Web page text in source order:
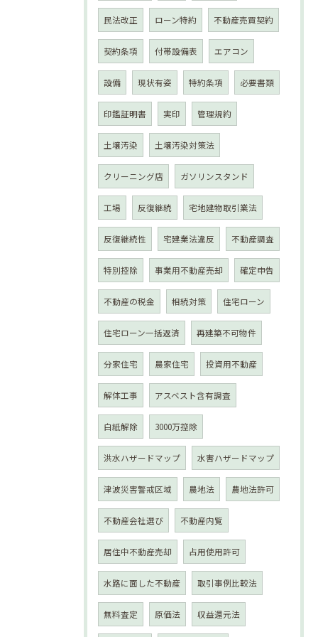
民法改正 ローン特約 不動産売買契約
契約条項 付帯設備表 エアコン
設備 現状有姿 特約条項 必要書類
印鑑証明書 実印 管理規約
土壌汚染 土壌汚染対策法
クリーニング店 ガソリンスタンド
工場 反復継続 宅地建物取引業法
反復継続性 宅建業法違反 不動産調査
特別控除 事業用不動産売却 確定申告
不動産の税金 相続対策 住宅ローン
住宅ローン一括返済 再建築不可物件
分家住宅 農家住宅 投資用不動産
解体工事 アスベスト含有調査
白紙解除 3000万控除
洪水ハザードマップ 水害ハザードマップ
津波災害警戒区域 農地法 農地法許可
不動産会社選び 不動産内覧
居住中不動産売却 占用使用許可
水路に面した不動産 取引事例比較法
無料査定 原価法 収益還元法